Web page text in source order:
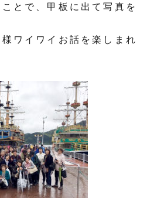
とで、甲板に出て写真を
ワイワイお話を楽しまれ